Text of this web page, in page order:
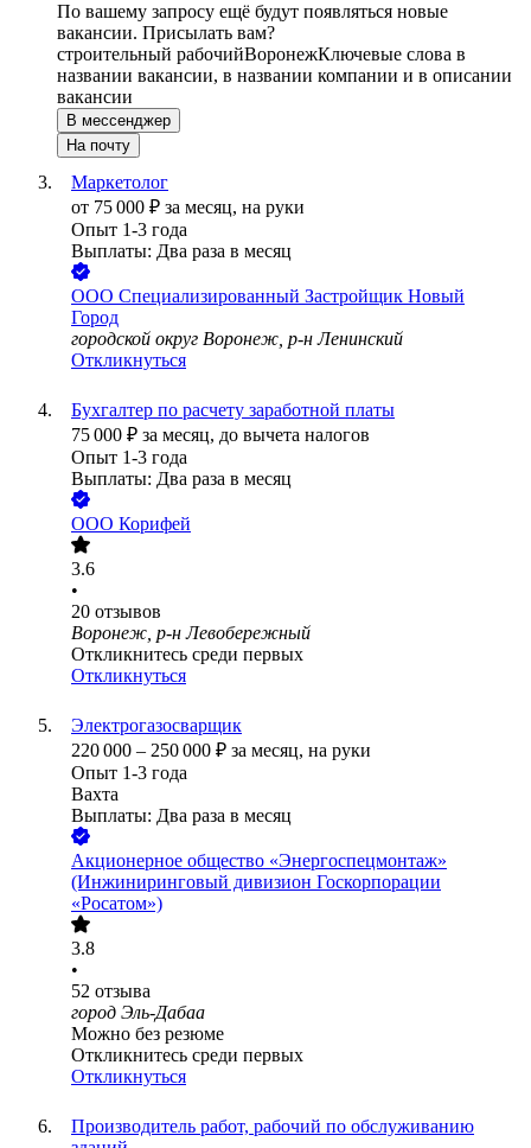
По вашему запросу ещё будут появляться новые
вакансии. Присылать вам?
строительный рабочийВоронежКлючевые слова в
названии вакансии, в названии компании и в описании
вакансии
В мессенджер
На почту
Маркетолог
от 75 000 ₽ за месяц, на руки
Опыт 1-3 года
Выплаты: Два раза в месяц
ООО Специализированный Застройщик Новый
Город
городской округ Воронеж, р-н Ленинский
Откликнуться
Бухгалтер по расчету заработной платы
75 000 ₽ за месяц, до вычета налогов
Опыт 1-3 года
Выплаты: Два раза в месяц
ООО Корифей
3.6
•
20 отзывов
Воронеж, р-н Левобережный
Откликнитесь среди первых
Откликнуться
Электрогазосварщик
220 000 – 250 000 ₽ за месяц, на руки
Опыт 1-3 года
Вахта
Выплаты: Два раза в месяц
Акционерное общество «Энергоспецмонтаж»
(Инжиниринговый дивизион Госкорпорации
«Росатом»)
3.8
•
52 отзыва
город Эль-Дабаа
Можно без резюме
Откликнитесь среди первых
Откликнуться
Производитель работ, рабочий по обслуживанию